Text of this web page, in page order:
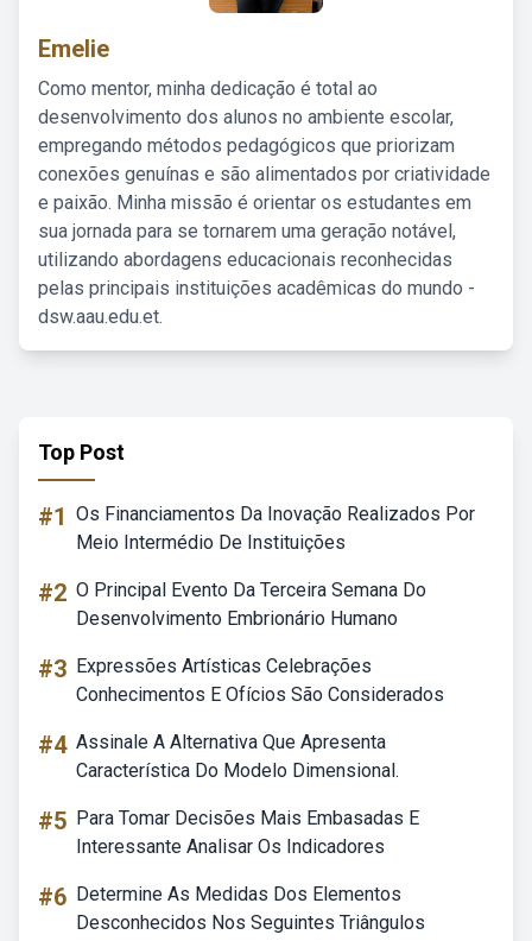
Emelie
Como mentor, minha dedicação é total ao
desenvolvimento dos alunos no ambiente escolar,
empregando métodos pedagógicos que priorizam
conexões genuínas e são alimentados por criatividade
e paixão. Minha missão é orientar os estudantes em
sua jornada para se tornarem uma geração notável,
utilizando abordagens educacionais reconhecidas
pelas principais instituições acadêmicas do mundo -
dsw.aau.edu.et.
Top Post
#1 Os Financiamentos Da Inovação Realizados Por
Meio Intermédio De Instituições
#2 O Principal Evento Da Terceira Semana Do
Desenvolvimento Embrionário Humano
#3 Expressões Artísticas Celebrações
Conhecimentos E Ofícios São Considerados
#4 Assinale A Alternativa Que Apresenta
Característica Do Modelo Dimensional.
#5 Para Tomar Decisões Mais Embasadas E
Interessante Analisar Os Indicadores
#6 Determine As Medidas Dos Elementos
Desconhecidos Nos Seguintes Triângulos